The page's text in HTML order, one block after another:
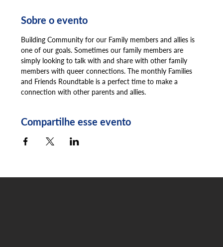
Sobre o evento
Building Community for our Family members and allies is
one of our goals. Sometimes our family members are
simply looking to talk with and share with other family
members with queer connections. The monthly Families
and Friends Roundtable is a perfect time to make a
connection with other parents and allies.
Compartilhe esse evento